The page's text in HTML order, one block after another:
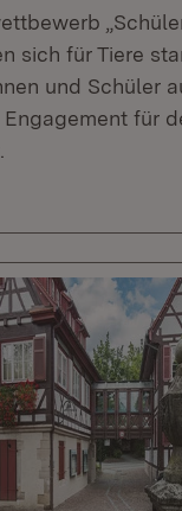
sich für Tiere
und Schüler
für